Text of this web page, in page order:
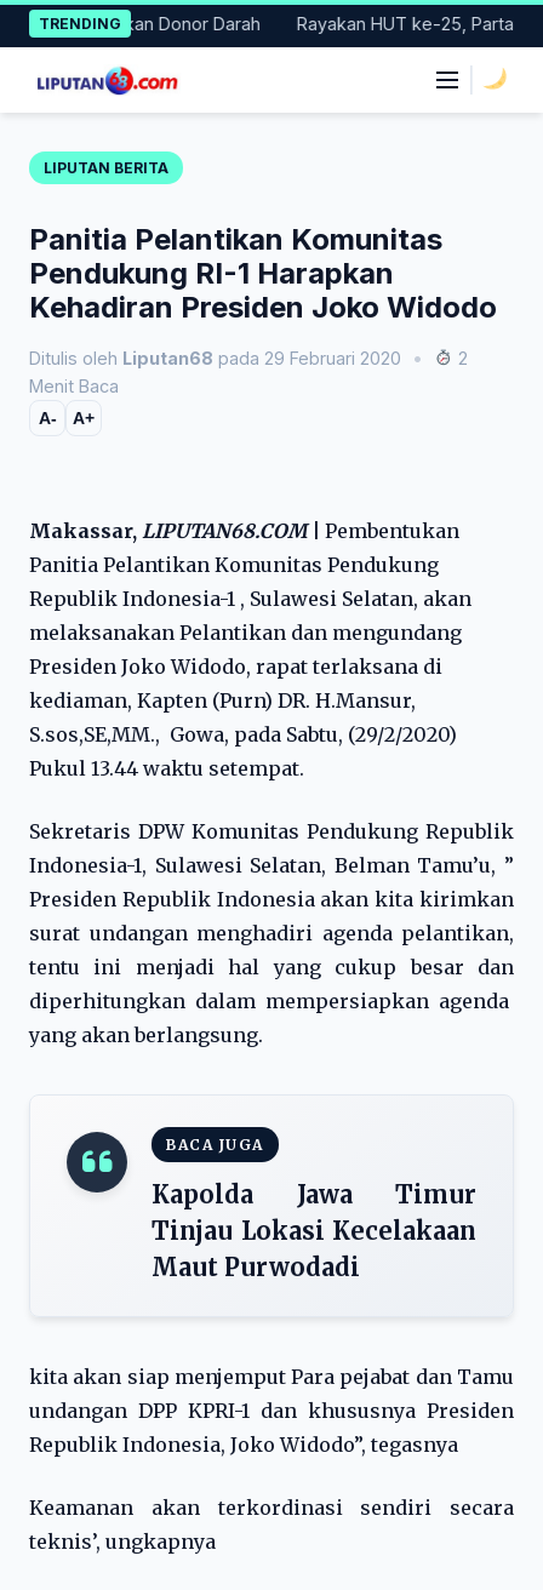
Skip
to
content
TRENDING
Gerakan Donor Darah Rayakan HUT ke-25, Partai
LIPUTAN BERITA
Panitia Pelantikan Komunitas
Pendukung RI-1 Harapkan
Kehadiran Presiden Joko Widodo
Ditulis oleh Liputan68 pada 29 Februari 2020 •
2
Menit Baca
A- A+
Makassar, LIPUTAN68.COM| Pembentukan
Panitia Pelantikan Komunitas Pendukung
Republik Indonesia-1 , Sulawesi Selatan, akan
melaksanakan Pelantikan dan mengundang
Presiden Joko Widodo, rapat terlaksana di
kediaman, Kapten (Purn) DR. H.Mansur,
S.sos,SE,MM., Gowa, pada Sabtu, (29/2/2020)
Pukul 13.44 waktu setempat.
Sekretaris DPW Komunitas Pendukung Republik
Indonesia-1, Sulawesi Selatan, Belman Tamu’u, ”
Presiden Republik Indonesia akan kita kirimkan
surat undangan menghadiri agenda pelantikan,
tentu ini menjadi hal yang cukup besar dan
diperhitungkan dalam mempersiapkan agenda
yang akan berlangsung.
BACA JUGA
Kapolda Jawa Timur
Tinjau Lokasi Kecelakaan
Maut Purwodadi
kita akan siap menjemput Para pejabat dan Tamu
undangan DPP KPRI-1 dan khususnya Presiden
Republik Indonesia, Joko Widodo”, tegasnya
Keamanan akan terkordinasi sendiri secara
teknis’, ungkapnya